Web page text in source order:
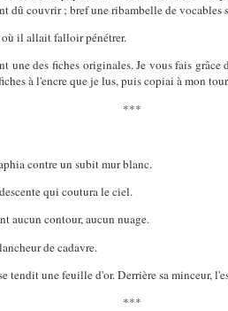
dû couvrir ; bref une ribambelle de vocables
où il allait falloir pénétrer.
une des fiches originales. Je vous fais
à l'encre que je lus, puis copiai à mon
***
contre un subit mur blanc.
qui coutura le ciel.
aucun contour, aucun nuage.
de cadavre.
une feuille d'or. Derrière sa minceur,
***